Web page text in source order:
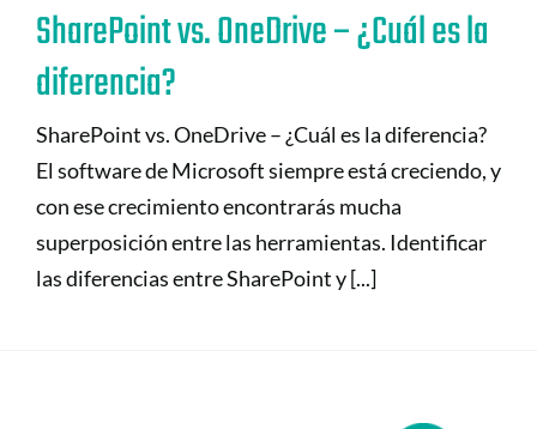
SharePoint vs. OneDrive – ¿Cuál es la
diferencia?
SharePoint vs. OneDrive – ¿Cuál es la diferencia?
El software de Microsoft siempre está creciendo, y
con ese crecimiento encontrarás mucha
superposición entre las herramientas. Identificar
las diferencias entre SharePoint y [...]